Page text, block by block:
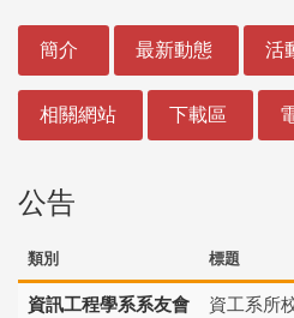
簡介 最新動態 活
相關網站 下載區
公告
類別 標題
資訊工程學系系友會
資工系所